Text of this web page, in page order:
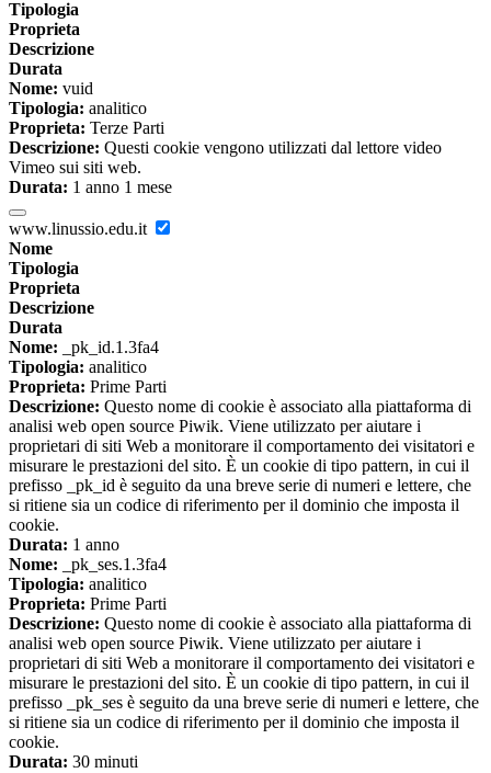
Tipologia
Proprieta
Descrizione
Durata
Nome: vuid
Tipologia: analitico
Proprieta: Terze Parti
Descrizione: Questi cookie vengono utilizzati dal lettore video
Vimeo sui siti web.
Durata: 1 anno 1 mese
www.linussio.edu.it
Nome
Tipologia
Proprieta
Descrizione
Durata
Nome: _pk_id.1.3fa4
Tipologia: analitico
Proprieta: Prime Parti
Descrizione: Questo nome di cookie è associato alla piattaforma di
analisi web open source Piwik. Viene utilizzato per aiutare i
proprietari di siti Web a monitorare il comportamento dei visitatori e
misurare le prestazioni del sito. È un cookie di tipo pattern, in cui il
prefisso _pk_id è seguito da una breve serie di numeri e lettere, che
si ritiene sia un codice di riferimento per il dominio che imposta il
cookie.
Durata: 1 anno
Nome: _pk_ses.1.3fa4
Tipologia: analitico
Proprieta: Prime Parti
Descrizione: Questo nome di cookie è associato alla piattaforma di
analisi web open source Piwik. Viene utilizzato per aiutare i
proprietari di siti Web a monitorare il comportamento dei visitatori e
misurare le prestazioni del sito. È un cookie di tipo pattern, in cui il
prefisso _pk_ses è seguito da una breve serie di numeri e lettere, che
si ritiene sia un codice di riferimento per il dominio che imposta il
cookie.
Durata: 30 minuti